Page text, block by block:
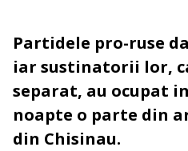
Partidele pro-ruse
iar sustinatorii lor,
separat, au ocupat
noapte o parte din
din Chisinau.